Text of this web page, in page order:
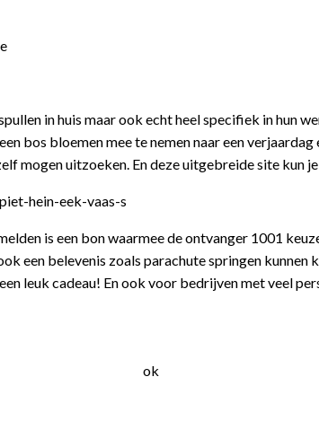
in huis maar ook echt heel specifiek in hun
bos bloemen mee te nemen naar een
mogen uitzoeken. En deze uitgebreide site kun
is een bon waarmee de ontvanger 1001
een belevenis zoals parachute springen kunnen
leuk cadeau! En ook voor bedrijven met veel